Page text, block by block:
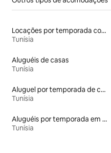
Locações por temporada com piscina
Tunísia
Aluguéis de casas
Tunísia
Aluguel por temporada de casas na terra
Tunísia
Aluguéis por temporada em hotéis-fazenda
Tunísia